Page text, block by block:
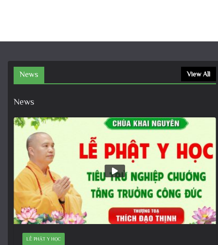
News View All
News
LỄ PHẬT Y HỌC